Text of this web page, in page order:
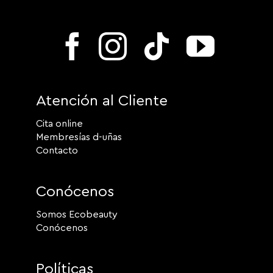
Atención al Cliente
Cita online
Membresías d-uñas
Contacto
Conócenos
Somos Ecobeauty
Conócenos
Políticas